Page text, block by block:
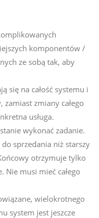
komponentów /
ze sobą tak, aby
się na całość systemu i
zmiany całego
usługa.
wykonać zadanie.
sprzedania niż starszy
otrzymuje tylko
Nie musi mieć całego
wielokrotnego
system jest jeszcze